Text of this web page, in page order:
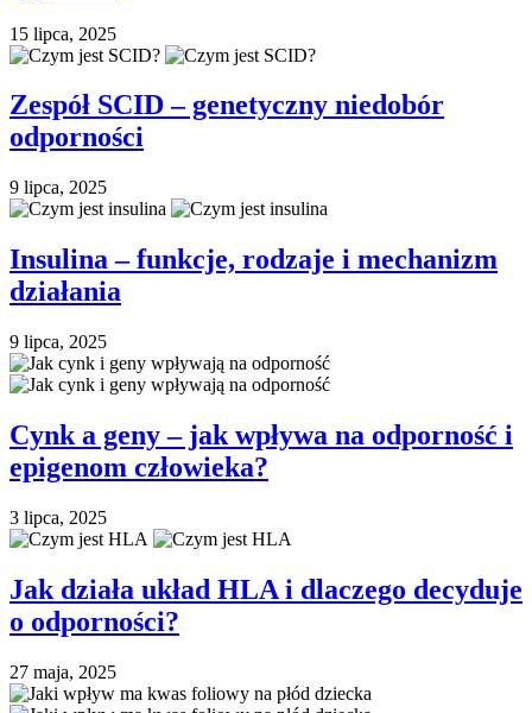
15 lipca, 2025
Zespół SCID – genetyczny niedobór
odporności
9 lipca, 2025
Insulina – funkcje, rodzaje i mechanizm
działania
9 lipca, 2025
Cynk a geny – jak wpływa na odporność i
epigenom człowieka?
3 lipca, 2025
Jak działa układ HLA i dlaczego decyduje
o odporności?
27 maja, 2025